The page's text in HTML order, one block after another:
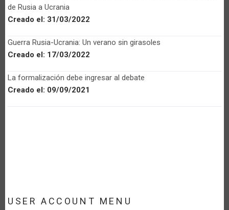
de Rusia a Ucrania
Creado el: 31/03/2022
Guerra Rusia-Ucrania: Un verano sin girasoles
Creado el: 17/03/2022
La formalización debe ingresar al debate
Creado el: 09/09/2021
USER ACCOUNT MENU